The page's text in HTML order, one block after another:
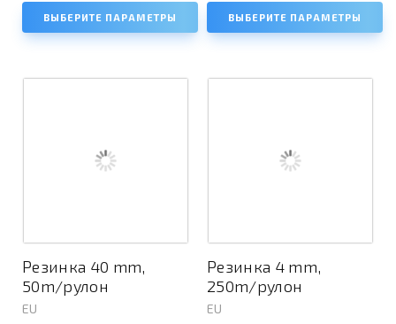
ВЫБЕРИТЕ ПАРАМЕТРЫ ВЫБЕРИТЕ ПАРАМЕТРЫ
Резинка 40 mm,
50m/рулон
EU
Резинка 4 mm,
250m/рулон
EU